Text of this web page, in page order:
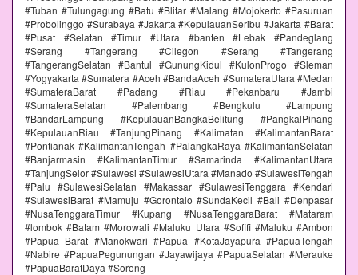
#Tuban #Tulungagung #Batu #Blitar #Malang #Mojokerto #Pasuruan
#Probolinggo #Surabaya #Jakarta #KepulauanSeribu #Jakarta #Barat
#Pusat #Selatan #Timur #Utara #banten #Lebak #Pandeglang
#Serang #Tangerang #Cilegon #Serang #Tangerang
#TangerangSelatan #Bantul #GunungKidul #KulonProgo #Sleman
#Yogyakarta #Sumatera #Aceh #BandaAceh #SumateraUtara #Medan
#SumateraBarat #Padang #Riau #Pekanbaru #Jambi
#SumateraSelatan #Palembang #Bengkulu #Lampung
#BandarLampung #KepulauanBangkaBelitung #PangkalPinang
#KepulauanRiau #TanjungPinang #Kalimatan #KalimantanBarat
#Pontianak #KalimantanTengah #PalangkaRaya #KalimantanSelatan
#Banjarmasin #KalimantanTimur #Samarinda #KalimantanUtara
#TanjungSelor #Sulawesi #SulawesiUtara #Manado #SulawesiTengah
#Palu #SulawesiSelatan #Makassar #SulawesiTenggara #Kendari
#SulawesiBarat #Mamuju #Gorontalo #SundaKecil #Bali #Denpasar
#NusaTenggaraTimur #Kupang #NusaTenggaraBarat #Mataram
#lombok #Batam #Morowali #Maluku Utara #Sofifi #Maluku #Ambon
#Papua Barat #Manokwari #Papua #KotaJayapura #PapuaTengah
#Nabire #PapuaPegunungan #Jayawijaya #PapuaSelatan #Merauke
#PapuaBaratDaya #Sorong